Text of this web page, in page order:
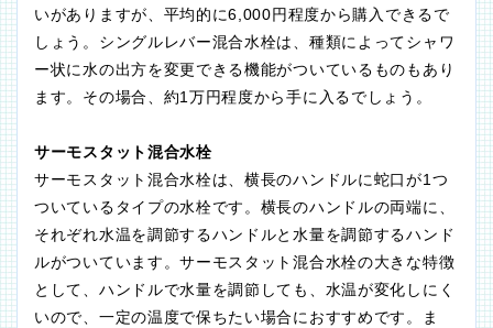
いがありますが、平均的に6,000円程度から購入できるで
しょう。シングルレバー混合水栓は、種類によってシャワ
ー状に水の出方を変更できる機能がついているものもあり
ます。その場合、約1万円程度から手に入るでしょう。
サーモスタット混合水栓
サーモスタット混合水栓は、横長のハンドルに蛇口が1つ
ついているタイプの水栓です。横長のハンドルの両端に、
それぞれ水温を調節するハンドルと水量を調節するハンド
ルがついています。サーモスタット混合水栓の大きな特徴
として、ハンドルで水量を調節しても、水温が変化しにく
いので、一定の温度で保ちたい場合におすすめです。ま